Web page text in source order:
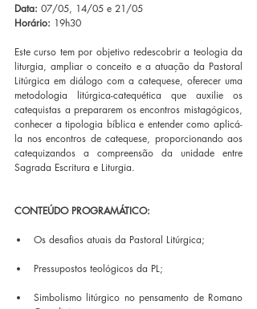
Data: 07/05, 14/05 e 21/05
Horário: 19h30
‌Este curso tem por objetivo redescobrir a teologia da
liturgia, ampliar o conceito e a atuação da Pastoral
Litúrgica em diálogo com a catequese, oferecer uma
metodologia litúrgica-catequética que auxilie os
catequistas a prepararem os encontros mistagógicos,
conhecer a tipologia bíblica e entender como aplicá-
la nos encontros de catequese, proporcionando aos
catequizandos a compreensão da unidade entre
Sagrada Escritura e Liturgia.
CONTEÚDO PROGRAMÁTICO:
Os desafios atuais da Pastoral Litúrgica;
Pressupostos teológicos da PL;
Simbolismo litúrgico no pensamento de Romano